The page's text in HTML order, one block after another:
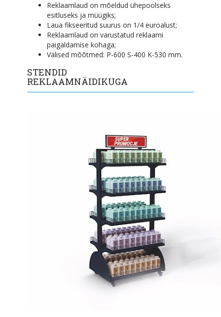
Reklaamlaud on mõeldud ühepoolseks
esitluseks ja müügiks;
Laua fikseeritud suurus on 1/4 euroalust;
Reklaamlaud on varustatud reklaami
paigaldamise kohaga;
Välised mõõtmed: P-600 S-400 K-530 mm.
STENDID
REKLAAMNÄIDIKUGA